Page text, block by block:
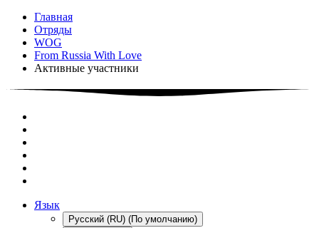
Главная
Отряды
WOG
From Russia With Love
Активные участники
Язык
Русский (RU) (По умолчанию)